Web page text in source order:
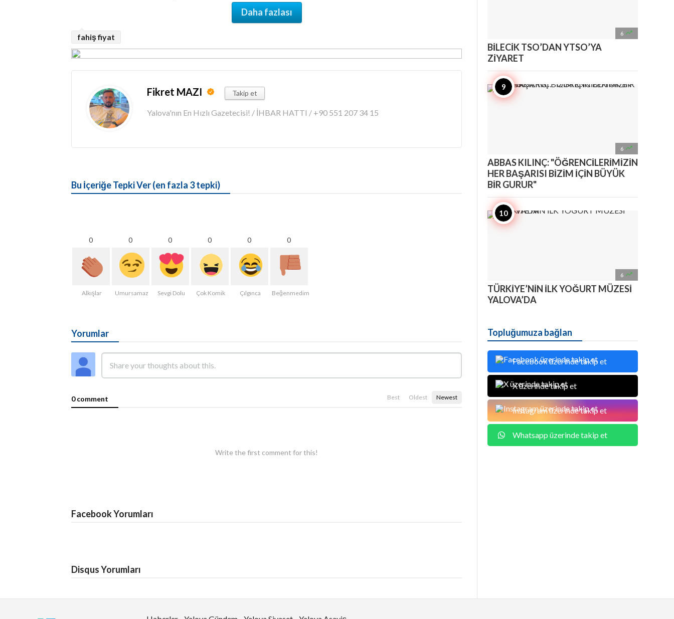
Daha fazlası
fahiş fiyat
Fikret MAZI Takip et
Yalova'nın En Hızlı Gazetecisi! / İHBAR HATTI / +90 551 207 34 15
Bu İçeriğe Tepki Ver (en fazla 3 tepki)
0
Alkışlar
0
Umursamaz
0
Sevgi Dolu
0
Çok Komik
0
Çılgınca
0
Beğenmedim
Yorumlar
0 comment Best Oldest Newest
Write the first comment for this!
Facebook Yorumları
Disqus Yorumları
6 
BİLECİK TSO’DAN YTSO’YA
ZİYARET
6 
ABBAS KILINÇ: "ÖĞRENCİLERİMİZİN
HER BAŞARISI BİZİM İÇİN BÜYÜK
BİR GURUR"
6 
TÜRKİYE’NİN İLK YOĞURT MÜZESİ
YALOVA’DA
Topluğumuza bağlan
Facebook üzerinde takip et
X üzerinde takip et
Instagram üzerinde takip et
Whatsapp üzerinde takip et